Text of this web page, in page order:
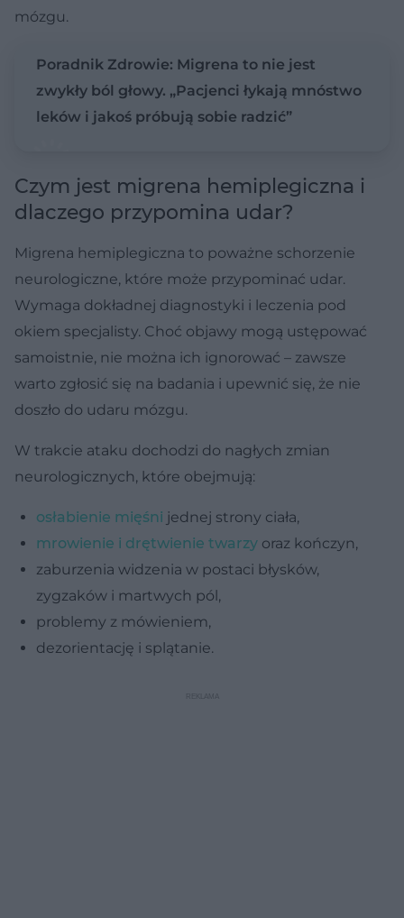
mózgu.
Poradnik Zdrowie: Migrena to nie jest
zwykły ból głowy. „Pacjenci łykają mnóstwo
leków i jakoś próbują sobie radzić”
Czym jest migrena hemiplegiczna i
dlaczego przypomina udar?
Migrena hemiplegiczna to poważne schorzenie
neurologiczne, które może przypominać udar.
Wymaga dokładnej diagnostyki i leczenia pod
okiem specjalisty. Choć objawy mogą ustępować
samoistnie, nie można ich ignorować – zawsze
warto zgłosić się na badania i upewnić się, że nie
doszło do udaru mózgu.
W trakcie ataku dochodzi do nagłych zmian
neurologicznych, które obejmują:
osłabienie mięśni jednej strony ciała,
mrowienie i drętwienie twarzy oraz kończyn,
zaburzenia widzenia w postaci błysków,
zygzaków i martwych pól,
problemy z mówieniem,
dezorientację i splątanie.